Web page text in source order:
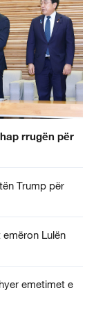
rrugën për
Trump për
Lulën
emetimet e